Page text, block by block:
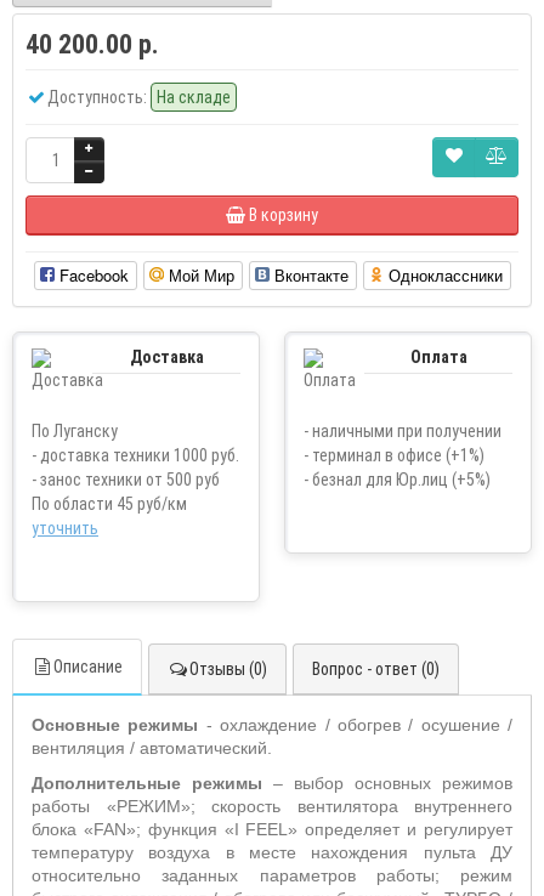
40 200.00 р.
Доступность: На складе
В корзину
Facebook Мой Мир Вконтакте Одноклассники
Доставка
По Луганску
- доставка техники 1000 руб.
- занос техники от 500 руб
По области 45 руб/км
уточнить
Оплата
- наличными при получении
- терминал в офисе (+1%)
- безнал для Юр.лиц (+5%)
Описание Отзывы (0) Вопрос - ответ (0)
Основные режимы - охлаждение / обогрев / осушение /
вентиляция / автоматический.
Дополнительные режимы – выбор основных режимов
работы «РЕЖИМ»; скорость вентилятора внутреннего
блока «FAN»; функция «I FEEL» определяет и регулирует
температуру воздуха в месте нахождения пульта ДУ
относительно заданных параметров работы; режим